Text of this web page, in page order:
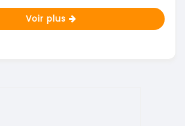
Voir plus